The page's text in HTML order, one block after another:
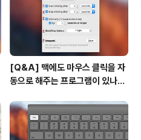
[Q&A] 맥에도 마우스 클릭을 자
동으로 해주는 프로그램이 있나